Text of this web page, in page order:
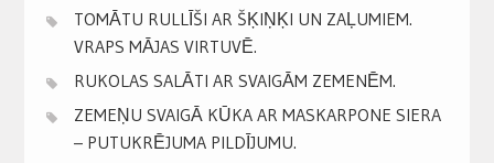
TOMĀTU RULLĪŠI AR ŠĶIŅĶI UN ZAĻUMIEM.
VRAPS MĀJAS VIRTUVĒ.
RUKOLAS SALĀTI AR SVAIGĀM ZEMENĒM.
ZEMEŅU SVAIGĀ KŪKA AR MASKARPONE SIERA
– PUTUKRĒJUMA PILDĪJUMU.